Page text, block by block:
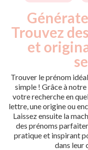
Trouvez
et
Trouver le prénom
simple ! Grâce à
votre recherche en
lettre, une origine ou
Laissez ensuite la
des prénoms
pratique et inspirant
dans leur